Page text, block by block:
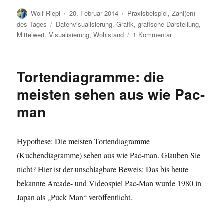
Autor
Wolf Riepl
Veröffentlicht
am
20. Februar 2014 Kategorien
Praxisbeispiel,Zahl(en)
des Tages
Schlagwörter
Datenvisualisierung,Grafik,grafische Darstellung,
Mittelwert,Visualisierung,Wohlstand 1 Kommentarzu
Länder,
4
Minuten
Tortendiagramme: die
meisten sehen aus wie Pac-
man
Hypothese: Die meisten Tortendiagramme
(Kuchendiagramme) sehen aus wie Pac-man. Glauben Sie
nicht? Hier ist der unschlagbare Beweis: Das bis heute
bekannte Arcade- und Videospiel Pac-Man wurde 1980 in
Japan als „Puck Man“ veröffentlicht.